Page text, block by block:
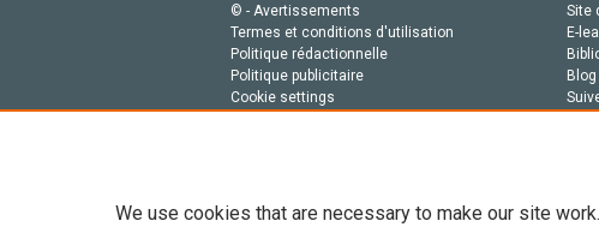
© - Avertissements
Termes et conditions d'utilisation
Politique rédactionnelle
Politique publicitaire
Cookie settings
Site
E-
Blog
We use cookies that are necessary to make our site